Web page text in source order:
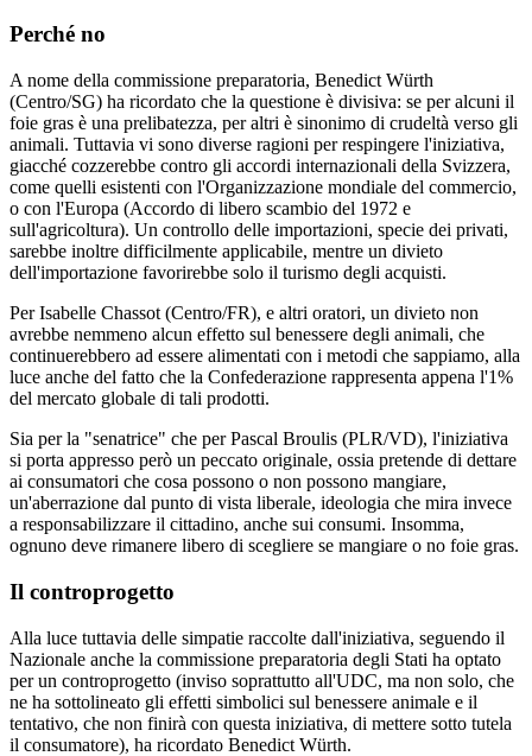
Perché no
A nome della commissione preparatoria, Benedict Würth
(Centro/SG) ha ricordato che la questione è divisiva: se per alcuni il
foie gras è una prelibatezza, per altri è sinonimo di crudeltà verso gli
animali. Tuttavia vi sono diverse ragioni per respingere l'iniziativa,
giacché cozzerebbe contro gli accordi internazionali della Svizzera,
come quelli esistenti con l'Organizzazione mondiale del commercio,
o con l'Europa (Accordo di libero scambio del 1972 e
sull'agricoltura). Un controllo delle importazioni, specie dei privati,
sarebbe inoltre difficilmente applicabile, mentre un divieto
dell'importazione favorirebbe solo il turismo degli acquisti.
Per Isabelle Chassot (Centro/FR), e altri oratori, un divieto non
avrebbe nemmeno alcun effetto sul benessere degli animali, che
continuerebbero ad essere alimentati con i metodi che sappiamo, alla
luce anche del fatto che la Confederazione rappresenta appena l'1%
del mercato globale di tali prodotti.
Sia per la "senatrice" che per Pascal Broulis (PLR/VD), l'iniziativa
si porta appresso però un peccato originale, ossia pretende di dettare
ai consumatori che cosa possono o non possono mangiare,
un'aberrazione dal punto di vista liberale, ideologia che mira invece
a responsabilizzare il cittadino, anche sui consumi. Insomma,
ognuno deve rimanere libero di scegliere se mangiare o no foie gras.
Il controprogetto
Alla luce tuttavia delle simpatie raccolte dall'iniziativa, seguendo il
Nazionale anche la commissione preparatoria degli Stati ha optato
per un controprogetto (inviso soprattutto all'UDC, ma non solo, che
ne ha sottolineato gli effetti simbolici sul benessere animale e il
tentativo, che non finirà con questa iniziativa, di mettere sotto tutela
il consumatore), ha ricordato Benedict Würth.